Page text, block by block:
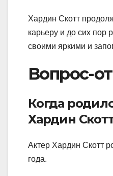
Хардин Скотт
карьеру и до сих пор
своими яркими и
Вопрос-
Когда
Хардин
Актер Хардин Скотт
года.